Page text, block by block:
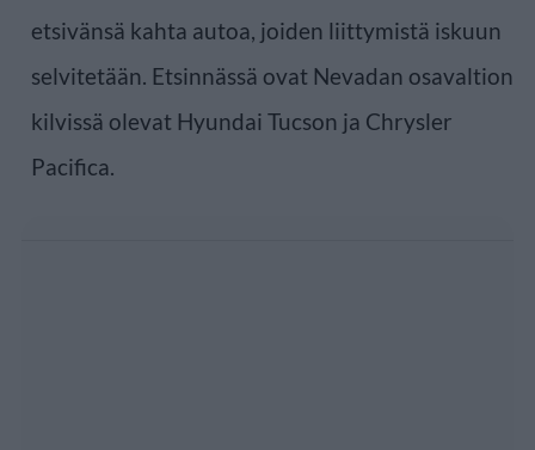
etsivänsä kahta autoa, joiden liittymistä iskuun
selvitetään. Etsinnässä ovat Nevadan osavaltion
kilvissä olevat Hyundai Tucson ja Chrysler
Pacifica.